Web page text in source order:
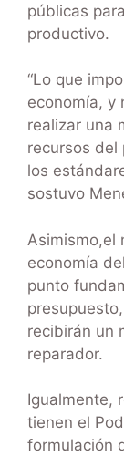
públicas
productivo.
“Lo que
economía, y
realizar una
recursos del
los
sostuvo
Asimismo,el
economía
punto
recibirán un
reparador.
Igualmente,
tienen el
formulación